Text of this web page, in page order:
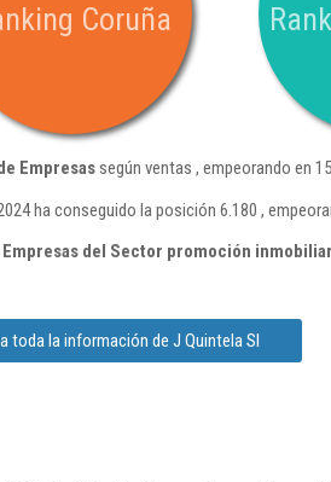
Coruña
Empresassegún ventas , empeorando en
ha conseguido la posición 6.180 ,
Empresas del Sector promoción
toda la información de J Quintela Sl